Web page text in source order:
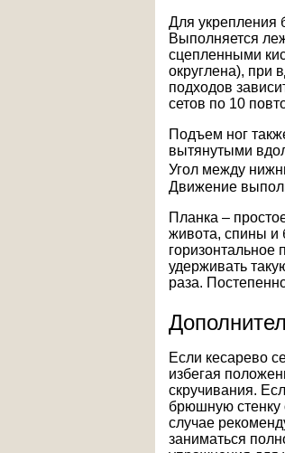
Для укрепления
Выполняется
сцепленными
округлена), при
подходов
сетов по 10
Подъем ног
вытянутыми
Угол между
Движение
Планка –
живота, спины и
горизонтальное
удерживать
раза.
Если кесарево
избегая
скручивания.
брюшную стенку
случае
заниматься